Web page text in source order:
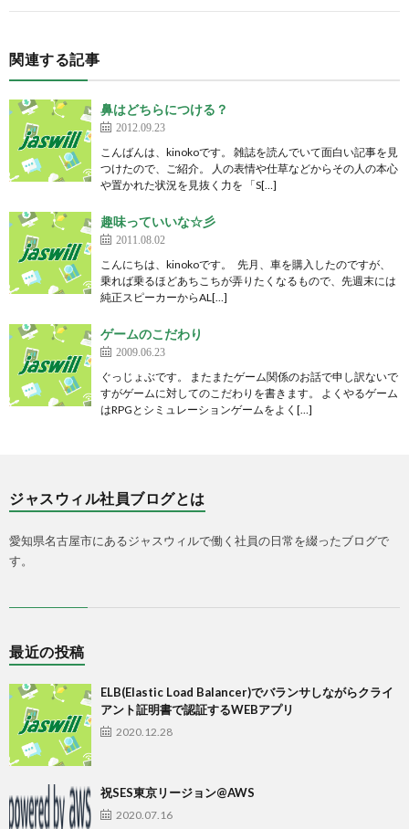
関連する記事
鼻はどちらにつける？
2012.09.23
こんばんは、kinokoです。 雑誌を読んでいて面白い記事を見
つけたので、ご紹介。 人の表情や仕草などからその人の本心
や置かれた状況を見抜く力を 「S[…]
趣味っていいな☆彡
2011.08.02
こんにちは、kinokoです。 先月、車を購入したのですが、
乗れば乗るほどあちこちが弄りたくなるもので、先週末には
純正スピーカーからAL[…]
ゲームのこだわり
2009.06.23
ぐっじょぶです。 またまたゲーム関係のお話で申し訳ないで
すがゲームに対してのこだわりを書きます。 よくやるゲーム
はRPGとシミュレーションゲームをよく[…]
ジャスウィル社員ブログとは
愛知県名古屋市にあるジャスウィルで働く社員の日常を綴ったブログで
す。
最近の投稿
ELB(Elastic Load Balancer)でバランサしながらクライ
アント証明書で認証するWEBアプリ
2020.12.28
祝SES東京リージョン@AWS
2020.07.16